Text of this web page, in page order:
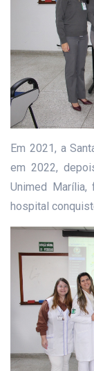
Em 2021, a
em 2022,
Unimed Marília,
hospital